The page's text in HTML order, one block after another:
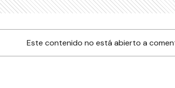
Este contenido no está abierto a